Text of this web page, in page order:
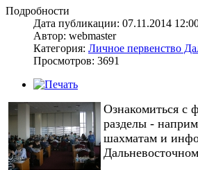
Подробности
Дата публикации: 07.11.2014
Автор: webmaster
Категория: Личное первенство
Просмотров: 3691
Ознакомиться с
разделы -
шахматам и